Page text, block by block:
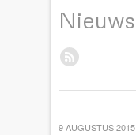
Nieuws
9 AUGUSTUS 2015